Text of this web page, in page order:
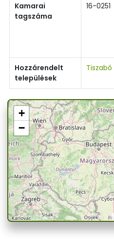
Kamarai
tagszáma
16-0251
Hozzárendelt
települések
Tiszabő
+
−